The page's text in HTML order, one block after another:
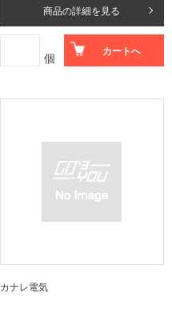
商品の詳細を見る
個 カートへ
カナレ電気